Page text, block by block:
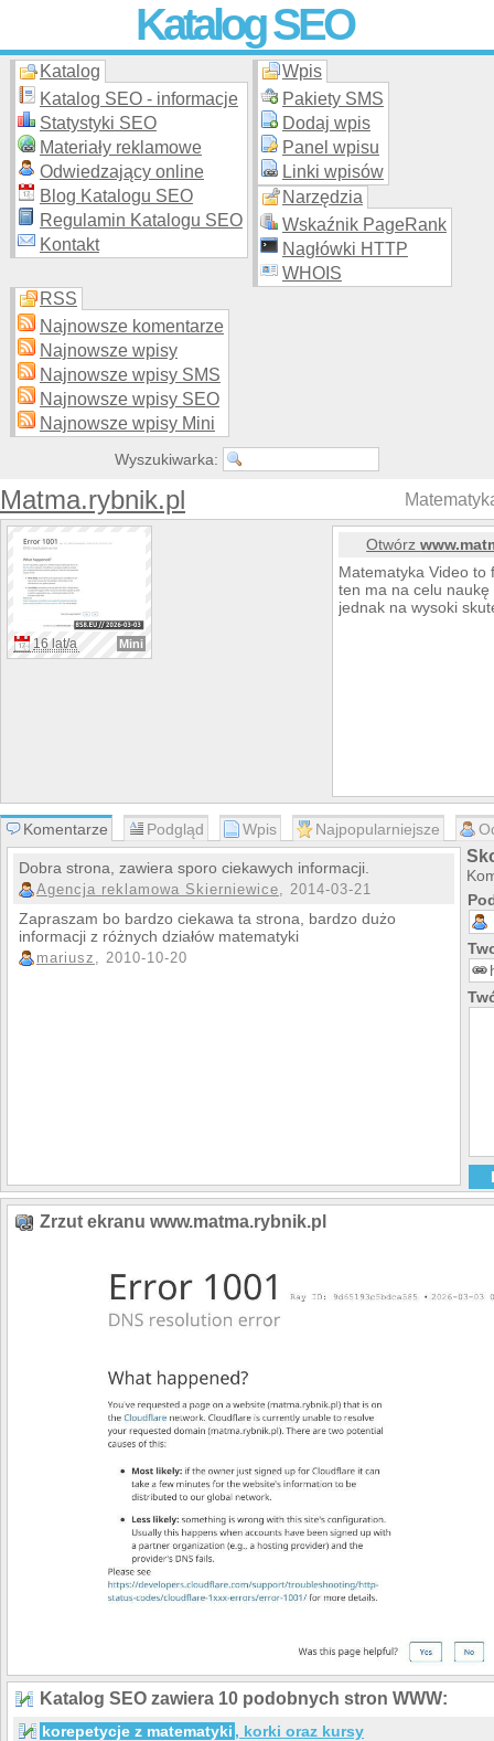
Katalog SEO
Skuteczna i promocja stron WWW –
moderowanego katalogu za darmo!
Katalog
Katalog SEO - informacje
Statystyki SEO
Materiały reklamowe
Odwiedzający online
Blog Katalogu SEO
Regulamin Katalogu SEO
Kontakt
Wpis
Pakiety SMS
Dodaj wpis
Panel wpisu
Linki wpisów
Narzędzia
Wskaźnik PageRank
Nagłówki HTTP
WHOIS
RSS
Najnowsze komentarze
Najnowsze wpisy
Najnowsze wpisy SMS
Najnowsze wpisy SEO
Najnowsze wpisy Mini
Wyszukiwarka:
Matma.rybnik.pl
16 lat/a Mini
Otwórz
Matematyka Video to
ten ma na celu
jednak na wysoki
Komentarze Podgląd Wpis Najpopularniejsze
Dobra strona, zawiera sporo ciekawych informacji.
Agencja reklamowa Skierniewice, 2014-03-21
Zapraszam bo bardzo ciekawa ta strona, bardzo dużo
informacji z różnych działów matematyki
mariusz , 2010-10-20
Zrzut ekranu www.matma.rybnik.pl
Katalog SEO zawiera 10 podobnych stron WWW:
korepetycje z matematyki , korki oraz kursy